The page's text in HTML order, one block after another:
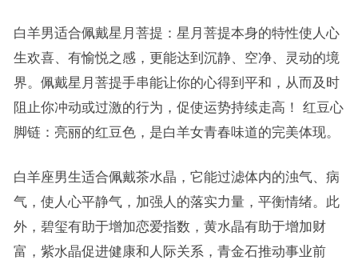
白羊男适合佩戴星月菩提：星月菩提本身的特性使人心
生欢喜、有愉悦之感，更能达到沉静、空净、灵动的境
界。佩戴星月菩提手串能让你的心得到平和，从而及时
阻止你冲动或过激的行为，促使运势持续走高！ 红豆心
脚链：亮丽的红豆色，是白羊女青春味道的完美体现。
白羊座男生适合佩戴茶水晶，它能过滤体内的浊气、病
气，使人心平静气，加强人的落实力量，平衡情绪。此
外，碧玺有助于增加恋爱指数，黄水晶有助于增加财
富，紫水晶促进健康和人际关系，青金石推动事业前